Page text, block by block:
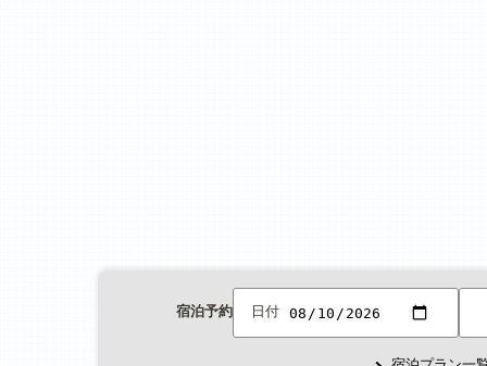
宿泊予約 日付